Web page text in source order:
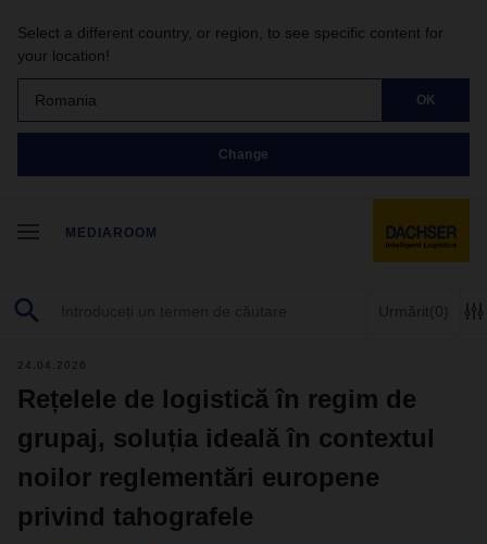
Select a different country, or region, to see specific content for
your location!
Romania OK
Change
MEDIAROOM
Urmărit(0)
24.04.2026
Rețelele de logistică în regim de
grupaj, soluția ideală în contextul
noilor reglementări europene
privind tahografele